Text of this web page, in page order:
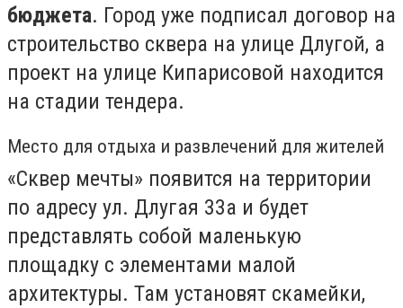
бюджета. Город уже подписал договор на
строительство сквера на улице Длугой, а
проект на улице Кипарисовой находится
на стадии тендера.
Место для отдыха и развлечений для жителей
«Сквер мечты» появится на территории
по адресу ул. Длугая 33а и будет
представлять собой маленькую
площадку с элементами малой
архитектуры. Там установят скамейки,